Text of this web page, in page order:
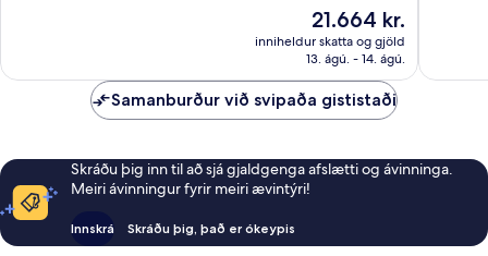
Verðið
21.664 kr.
21.664 kr.
inniheldur skatta og gjöld
13. ágú. - 14. ágú.
Samanburður við svipaða gististaði
Skráðu þig inn til að sjá gjaldgenga afslætti og ávinninga.
Meiri ávinningur fyrir meiri ævintýri!
Innskrá Skráðu þig, það er ókeypis